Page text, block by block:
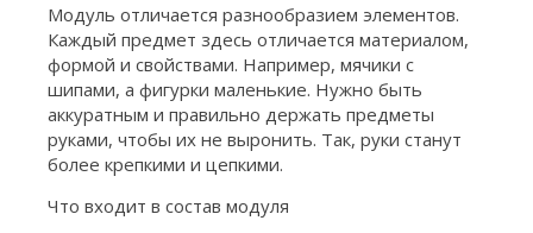
Модуль отличается разнообразием элементов.
Каждый предмет здесь отличается материалом,
формой и свойствами. Например, мячики с
шипами, а фигурки маленькие. Нужно быть
аккуратным и правильно держать предметы
руками, чтобы их не выронить. Так, руки станут
более крепкими и цепкими.
Что входит в состав модуля